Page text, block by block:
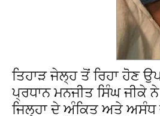
ਤਿਹਾੜ ਜੇਲ੍ਹ ਤੋਂ ਰਿਹਾ ਹੋੋਣ
ਪ੍ਰਧਾਨ ਮਨਜੀਤ ਸਿੰਘ ਜੀਕੇ
ਜਿਲ੍ਹਾ ਦੇ ਅੰਕਿਤ ਅਤੇ ਅਸੰਧ